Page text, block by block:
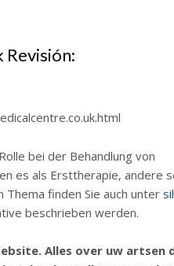
bei der Behandlung von
es als Ersttherapie, andere
finden Sie auch unter
beschrieben werden.
Alles over uw artsen